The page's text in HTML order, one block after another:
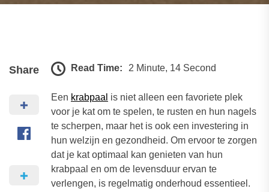
Share Read Time: 2 Minute, 14 Second
Een krabpaal is niet alleen een favoriete plek
voor je kat om te spelen, te rusten en hun nagels
te scherpen, maar het is ook een investering in
hun welzijn en gezondheid. Om ervoor te zorgen
dat je kat optimaal kan genieten van hun
krabpaal en om de levensduur ervan te
verlengen, is regelmatig onderhoud essentieel.